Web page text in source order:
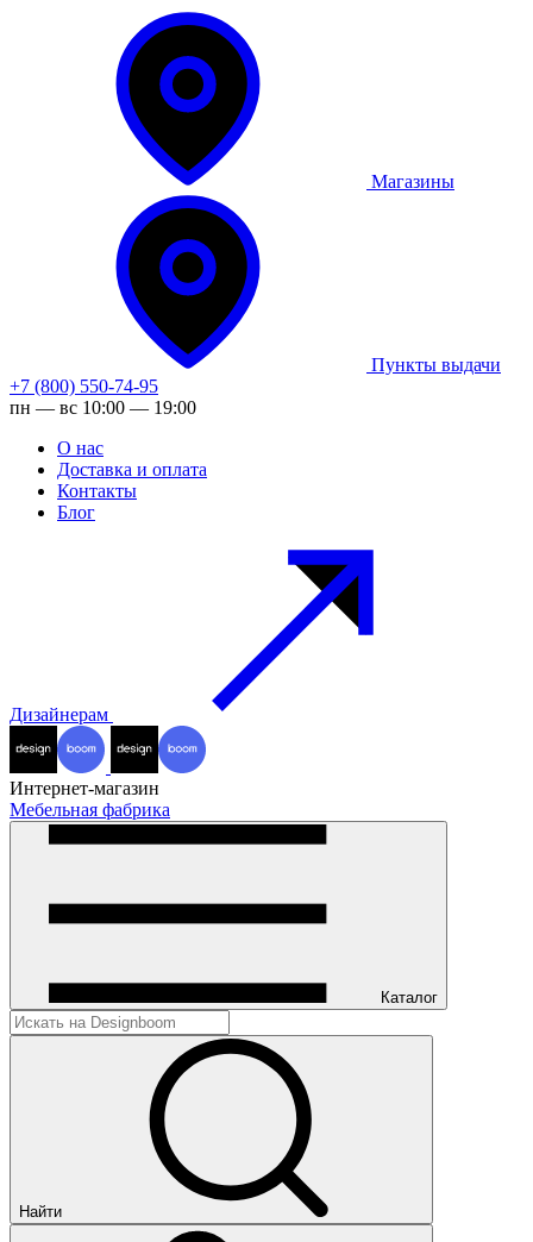
Магазины
Пункты выдачи
+7 (800) 550-74-95
пн — вс 10:00 — 19:00
О нас
Доставка и оплата
Контакты
Блог
Дизайнерам
Интернет-магазин
Мебельная фабрика
Каталог
Найти